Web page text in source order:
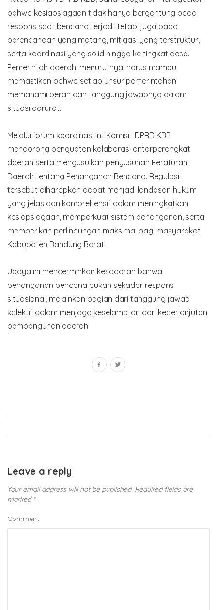
bahwa kesiapsiagaan tidak hanya bergantung pada
respons saat bencana terjadi, tetapi juga pada
perencanaan yang matang, mitigasi yang terstruktur,
serta koordinasi yang solid hingga ke tingkat desa.
Pemerintah daerah, menurutnya, harus mampu
memastikan bahwa setiap unsur pemerintahan
memahami peran dan tanggung jawabnya dalam
situasi darurat.
Melalui forum koordinasi ini, Komisi I DPRD KBB
mendorong penguatan kolaborasi antarperangkat
daerah serta mengusulkan penyusunan Peraturan
Daerah tentang Penanganan Bencana. Regulasi
tersebut diharapkan dapat menjadi landasan hukum
yang jelas dan komprehensif dalam meningkatkan
kesiapsiagaan, memperkuat sistem penanganan, serta
memberikan perlindungan maksimal bagi masyarakat
Kabupaten Bandung Barat.
Upaya ini mencerminkan kesadaran bahwa
penanganan bencana bukan sekadar respons
situasional, melainkan bagian dari tanggung jawab
kolektif dalam menjaga keselamatan dan keberlanjutan
pembangunan daerah.
Leave a reply
Your email address will not be published. Required fields are
marked *
Comment